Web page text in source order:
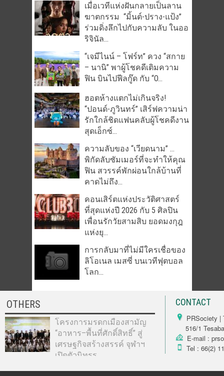
เมื่อเวทีแห่งฝันกลายเป็นลาน
ฆาตกรรม “มิ้นต์-ปราง-แป้ง”
ร่วมดิ่งลึกไปกับความลับ ในออ
ริจินัล...
“เจมีไนน์ – โฟร์ท” ควง “สกาย
– นานิ” พาผู้โชคดีเติมความ
ฟิน บินไปฟีลกู๊ด กับ “O...
ฮอตห้างแตกไม่เกินจริง!
“ปอนด์-ภูวินทร์” เสิร์ฟความน่า
รักใกล้ชิดแฟนคลับผู้โชคดีงาน
สุดเอ็กซ์...
ความลับของ “เวียดนาม” …
พิกัดลับซัมเมอร์ที่จะทำให้คุณ
ฟิน สวรรค์พักผ่อนใกล้บ้านที่
คาดไม่ถึง...
คอนเสิร์ตแห่งประวัติศาสตร์
ที่สุดแห่งปี 2026 กับ 5 ศิลปิน
เพื่อนรักวัยสามสิบ ยอดมงกุฎ
แห่งยุ...
การกลับมาที่ไม่มีใครเชื่อของ
ลิโอเนล เมสซี่ บนเวทีฟุตบอล
โลก...
OTHERS
โครงการมรดกเมืองสามัญ
“อาหาร–พื้นที่ศักดิ์สิทธิ์” สู่
เศรษฐกิจสร้างสรรค์ จุฬาฯ
เปิดตัวนิทรร...
CONTACT
PRSociety |
516/1
E-mail :
Tel : 66(2)